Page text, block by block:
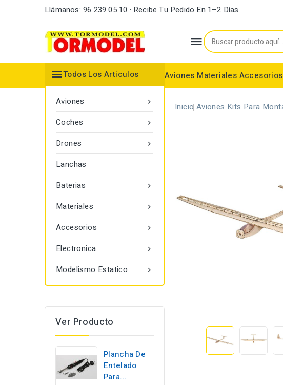
Llámanos: 96 239 05 10 · Recibe Tu Pedido En 1–2 Días

Aviones Materiales Accesorios
Todos Los Articulos

Aviones

Coches

Drones
Lanchas

Baterias

Materiales

Accesorios

Electronica

Modelismo Estatico
Ver Producto
Plancha De
Entelado
Para...
Inicio Aviones Kits Para